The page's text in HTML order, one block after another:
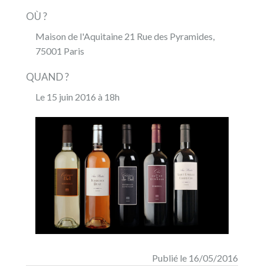
OÙ ?
Maison de l'Aquitaine 21 Rue des Pyramides,
75001 Paris
QUAND ?
Le 15 juin 2016 à 18h
Publié le 16/05/2016